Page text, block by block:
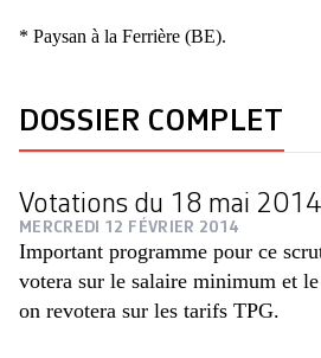
* Paysan à la Ferrière (BE).
DOSSIER COMPLET
Votations du 18 mai 2014
MERCREDI 12 FÉVRIER 2014
Important programme pour ce
votera sur le salaire minimum et
on revotera sur les tarifs TPG.